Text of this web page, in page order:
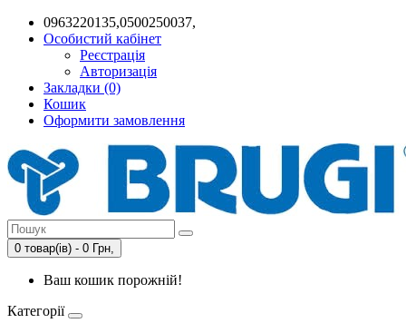
0963220135,0500250037,
Особистий кабінет
Реєстрація
Авторизація
Закладки (0)
Кошик
Оформити замовлення
0 товар(ів) - 0 Грн,
Ваш кошик порожній!
Категорії